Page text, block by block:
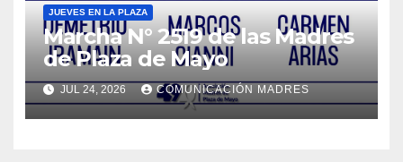
JUEVES EN LA PLAZA
Marcha N° 2519 de las Madres
de Plaza de Mayo
JUL 24, 2026 COMUNICACIÓN MADRES